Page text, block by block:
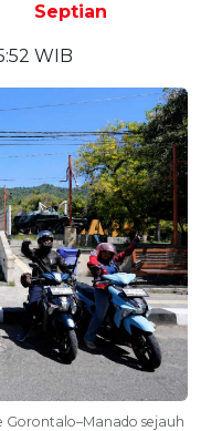
Septian
WIB
Gorontalo–Manado sejauh